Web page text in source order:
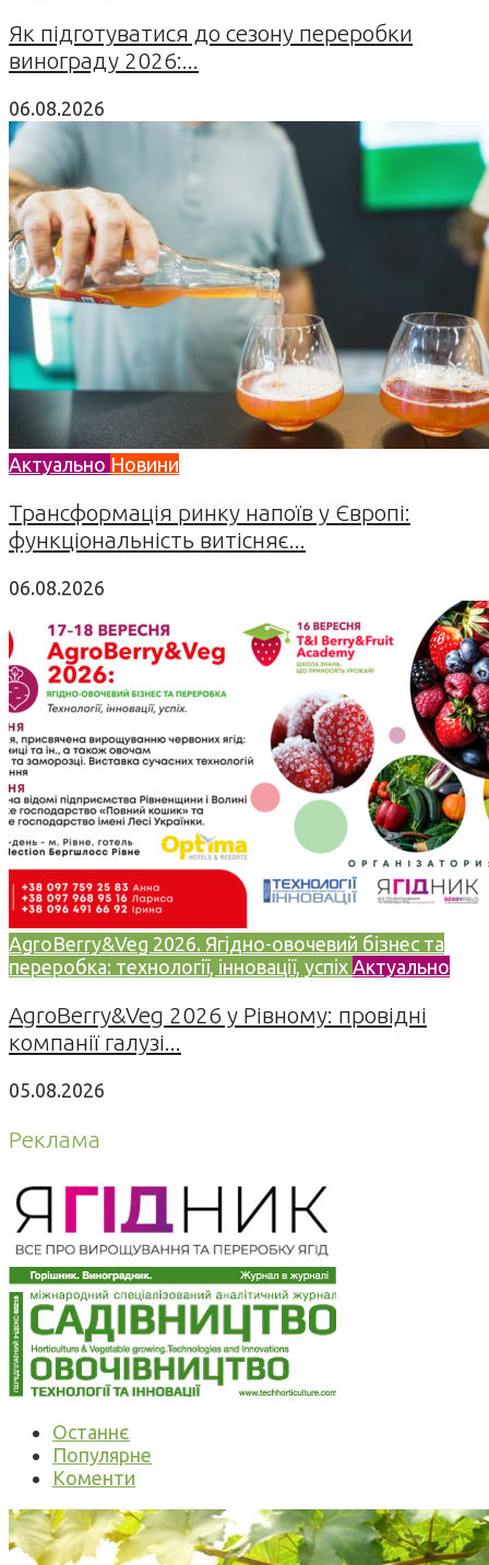
Як підготуватися до сезону переробки
винограду 2026:...
06.08.2026
Актуально Новини
Трансформація ринку напоїв у Європі:
функціональність витісняє...
06.08.2026
AgroBerry&Veg 2026. Ягідно-овочевий бізнес та
переробка: технології, інновації, успіх Актуально
AgroBerry&Veg 2026 у Рівному: провідні
компанії галузі...
05.08.2026
Реклама
Останнє
Популярне
Коменти